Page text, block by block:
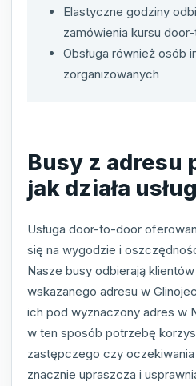
Elastyczne godziny
zamówienia kursu
Obsługa również osób
zorganizowanych
Busy z adresu
jak działa
Usługa door-to-door
się na wygodzie i
Nasze busy odbierają
wskazanego adresu w
ich pod wyznaczony adres w
w ten sposób potrzebę
zastępczego czy
znacznie upraszcza i